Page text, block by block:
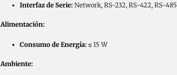
Interfaz de Serie: Network, RS-232, RS-422, RS-485
Alimentación:
Consumo de Energía: ≤ 15 W
Ambiente: